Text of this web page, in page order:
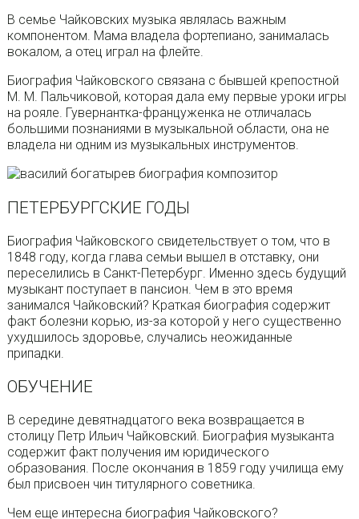
В семье Чайковских музыка являлась важным
компонентом. Мама владела фортепиано, занималась
вокалом, а отец играл на флейте.
Биография Чайковского связана с бывшей крепостной
М. М. Пальчиковой, которая дала ему первые уроки игры
на рояле. Гувернантка-француженка не отличалась
большими познаниями в музыкальной области, она не
владела ни одним из музыкальных инструментов.
ПЕТЕРБУРГСКИЕ ГОДЫ
Биография Чайковского свидетельствует о том, что в
1848 году, когда глава семьи вышел в отставку, они
переселились в Санкт-Петербург. Именно здесь будущий
музыкант поступает в пансион. Чем в это время
занимался Чайковский? Краткая биография содержит
факт болезни корью, из-за которой у него существенно
ухудшилось здоровье, случались неожиданные
припадки.
ОБУЧЕНИЕ
В середине девятнадцатого века возвращается в
столицу Петр Ильич Чайковский. Биография музыканта
содержит факт получения им юридического
образования. После окончания в 1859 году училища ему
был присвоен чин титулярного советника.
Чем еще интересна биография Чайковского?